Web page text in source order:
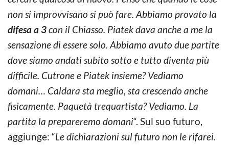
non si improvvisano si può fare. Abbiamo provato la
difesa a 3con il Chiasso. Piatek dava anche a me la
sensazione di essere solo. Abbiamo avuto due partite
dove siamo andati subito sotto e tutto diventa più
difficile. Cutrone e Piatek insieme? Vediamo
domani… Caldara sta meglio, sta crescendo anche
fisicamente. Paquetà trequartista? Vediamo. La
partita la prepareremo domani“. Sul suo futuro,
aggiunge: “Le dichiarazioni sul futuro non le rifarei.